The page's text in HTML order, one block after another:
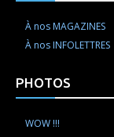
À nos MAGAZINES
À nos INFOLETTRES
PHOTOS
WOW !!!